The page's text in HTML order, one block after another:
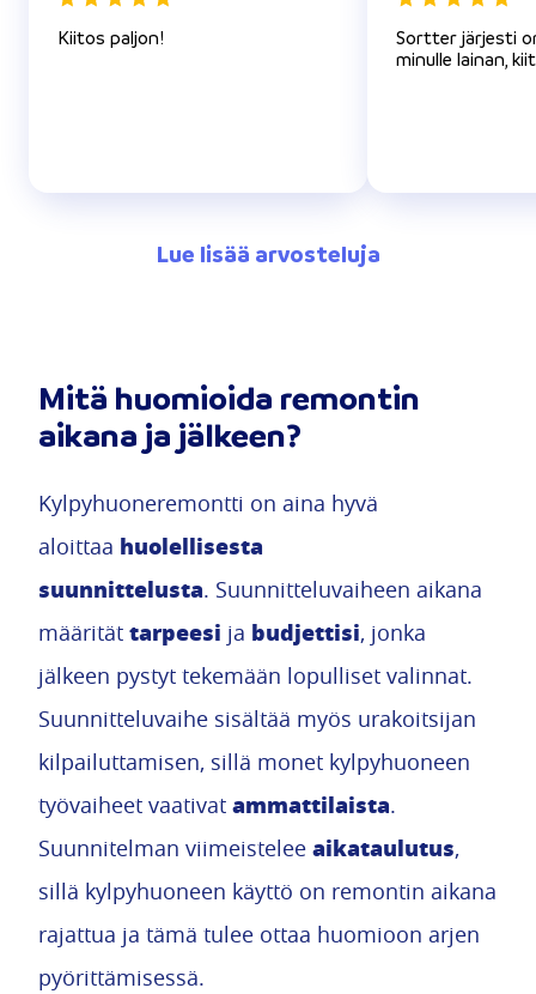
Kiitos paljon!
Sortter järjesti
minulle lainan,
Lue lisää arvosteluja
Mitä huomioida remontin
aikana ja jälkeen?
Kylpyhuoneremontti on aina hyvä
aloittaa huolellisesta
suunnittelusta. Suunnitteluvaiheen aikana
määrität tarpeesi ja budjettisi, jonka
jälkeen pystyt tekemään lopulliset valinnat.
Suunnitteluvaihe sisältää myös urakoitsijan
kilpailuttamisen, sillä monet kylpyhuoneen
työvaiheet vaativat ammattilaista.
Suunnitelman viimeistelee aikataulutus,
sillä kylpyhuoneen käyttö on remontin aikana
rajattua ja tämä tulee ottaa huomioon arjen
pyörittämisessä.